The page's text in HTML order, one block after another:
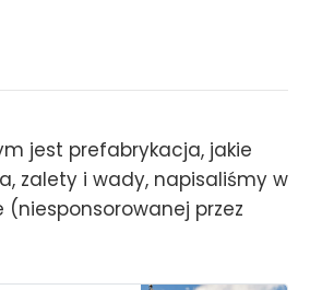
jest prefabrykacja, jakie
zalety i wady, napisaliśmy w
(niesponsorowanej przez